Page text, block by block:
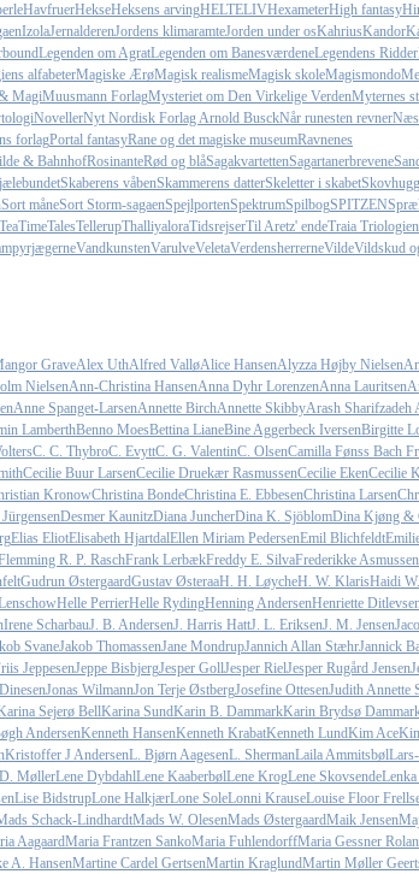
HavfruerHekseHeksens arvingHELTELIVHexameterHigh fantasy
IzolaJernalderenJordens klimaramteJorden under osKahriusKandor
Legenden om AgratLegenden om BanesværdeneLegendens Ridder
alfabeterMagiske ÆrøMagisk realismeMagisk skoleMagismondo
MagiMuusmann ForlagMysteriet om Den Virkelige VerdenMyternes
NovellerNyt Nordisk Forlag Arnold BusckNår runesten revner
forlagPortal fantasyRane og det magiske museumRavnenes
& BahnhofRosinanteRød og blåSagakvartettenSagartanerbrevene
Skaberens våbenSkammerens datterSkeletter i skabet
Sort måneSort Storm-sagaenSpejlportenSpektrumSpilbogSPITZEN
TeaTimeTalesTellerupThalliyaloraTidsrejserTil Aretz' endeTraia Triologien
VandkunstenVarulveVeletaVerdensherrerneVildeVildskud
GraveAlex UthAlfred ValløAlice HansenAlyzza Højby Nielsen
NielsenAnn-Christina HansenAnna Dyhr LorenzenAnna Lauritsen
Anne Spanget-LarsenAnnette BirchAnnette SkibbyArash Sharifzadeh
LamberthBenno MoesBettina LianeBine Aggerbeck IversenBirgitte
C. C. ThybroC. EvyttC. G. ValentinC. OlsenCamilla Fønss Bach
Cecilie Buur LarsenCecilie Druekær RasmussenCecilie EkenCecilie
KronowChristina BondeChristina E. EbbesenChristina Larsen
Desmer KaunitzDiana JuncherDina K. SjöblomDina Kjøng &
Elias EliotElisabeth HjartdalEllen Miriam PedersenEmil Blichfeldt
R. P. RaschFrank LerbækFreddy E. SilvaFrederikke Asmussen
Gudrun ØstergaardGustav ØsteraaH. H. LøycheH. W. KlarisHaidi
Helle PerrierHelle RydingHenning AndersenHenriette Ditlevsen
Irene ScharbauJ. B. AndersenJ. Harris HattJ. L. EriksenJ. M. Jensen
SvaneJakob ThomassenJane MondrupJannich Allan StæhrJannick
JeppesenJeppe BisbjergJesper GollJesper RielJesper Rugård Jensen
Jonas WilmannJon Terje ØstbergJosefine OttesenJudith Annette
Sejerø BellKarina SundKarin B. DammarkKarin Brydsø
AndersenKenneth HansenKenneth KrabatKenneth LundKim Ace
Kristoffer J AndersenL. Bjørn AagesenL. ShermanLaila Ammitsbøl
MøllerLene DybdahlLene KaaberbølLene KrogLene Skovsende
Lise BidstrupLone HalkjærLone SoleLonni KrauseLouise Floor
Schack-LindhardtMads W. OlesenMads ØstergaardMaik Jensen
AagaardMaria Frantzen SankoMaria FuhlendorffMaria Gessner
A. HansenMartine Cardel GertsenMartin KraglundMartin Møller